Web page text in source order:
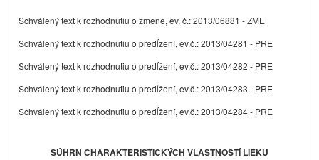
Schválený text k rozhodnutiu o zmene, ev. č.: 2013/06881 - ZME
Schválený text k rozhodnutiu o predĺžení, ev.č.: 2013/04281 - PRE
Schválený text k rozhodnutiu o predĺžení, ev.č.: 2013/04282 - PRE
Schválený text k rozhodnutiu o predĺžení, ev.č.: 2013/04283 - PRE
Schválený text k rozhodnutiu o predĺžení, ev.č.: 2013/04284 - PRE
SÚHRN CHARAKTERISTICKÝCH VLASTNOSTÍ LIEKU